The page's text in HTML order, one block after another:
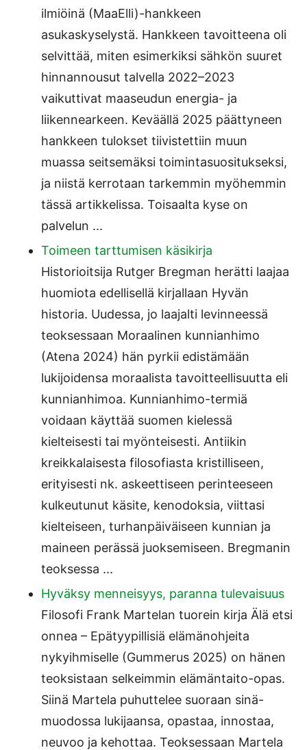
ilmiöinä (MaaElli)-hankkeen
asukaskyselystä. Hankkeen tavoitteena oli
selvittää, miten esimerkiksi sähkön suuret
hinnannousut talvella 2022–2023
vaikuttivat maaseudun energia- ja
liikennearkeen. Keväällä 2025 päättyneen
hankkeen tulokset tiivistettiin muun
muassa seitsemäksi toimintasuositukseksi,
ja niistä kerrotaan tarkemmin myöhemmin
tässä artikkelissa. Toisaalta kyse on
palvelun ...
Toimeen tarttumisen käsikirja
Historioitsija Rutger Bregman herätti laajaa
huomiota edellisellä kirjallaan Hyvän
historia. Uudessa, jo laajalti levinneessä
teoksessaan Moraalinen kunnianhimo
(Atena 2024) hän pyrkii edistämään
lukijoidensa moraalista tavoitteellisuutta eli
kunnianhimoa. Kunnianhimo-termiä
voidaan käyttää suomen kielessä
kielteisesti tai myönteisesti. Antiikin
kreikkalaisesta filosofiasta kristilliseen,
erityisesti nk. askeettiseen perinteeseen
kulkeutunut käsite, kenodoksia, viittasi
kielteiseen, turhanpäiväiseen kunnian ja
maineen perässä juoksemiseen. Bregmanin
teoksessa ...
Hyväksy menneisyys, paranna tulevaisuus
Filosofi Frank Martelan tuorein kirja Älä etsi
onnea – Epätyypillisiä elämänohjeita
nykyihmiselle (Gummerus 2025) on hänen
teoksistaan selkeimmin elämäntaito-opas.
Siinä Martela puhuttelee suoraan sinä-
muodossa lukijaansa, opastaa, innostaa,
neuvoo ja kehottaa. Teoksessaan Martela